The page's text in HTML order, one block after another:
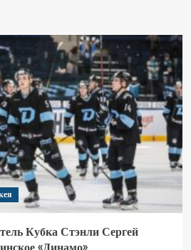
Кубка Стэнли Сергей